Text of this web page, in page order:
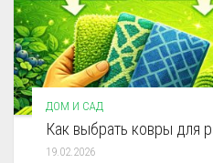
ДОМ И САД
Как выбрать ковры для
19.02.2026